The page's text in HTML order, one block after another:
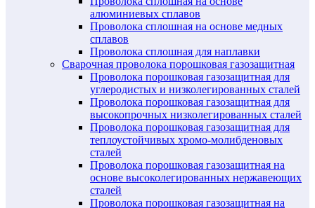
алюминиевых сплавов
Проволока сплошная на основе медных
сплавов
Проволока сплошная для наплавки
Сварочная проволока порошковая газозащитная
Проволока порошковая газозащитная для
углеродистых и низколегированных сталей
Проволока порошковая газозащитная для
высокопрочных низколегированных сталей
Проволока порошковая газозащитная для
теплоустойчивых хромо-молибденовых
сталей
Проволока порошковая газозащитная на
основе высоколегированных нержавеющих
сталей
Проволока порошковая газозащитная на